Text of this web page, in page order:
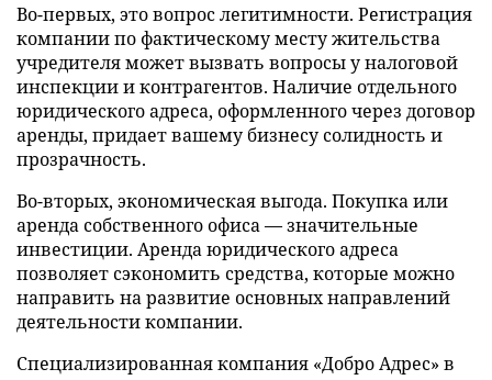
Во-первых, это вопрос легитимности. Регистрация
компании по фактическому месту жительства
учредителя может вызвать вопросы у налоговой
инспекции и контрагентов. Наличие отдельного
юридического адреса, оформленного через договор
аренды, придает вашему бизнесу солидность и
прозрачность.
Во-вторых, экономическая выгода. Покупка или
аренда собственного офиса — значительные
инвестиции. Аренда юридического адреса
позволяет сэкономить средства, которые можно
направить на развитие основных направлений
деятельности компании.
Специализированная компания «Добро Адрес» в